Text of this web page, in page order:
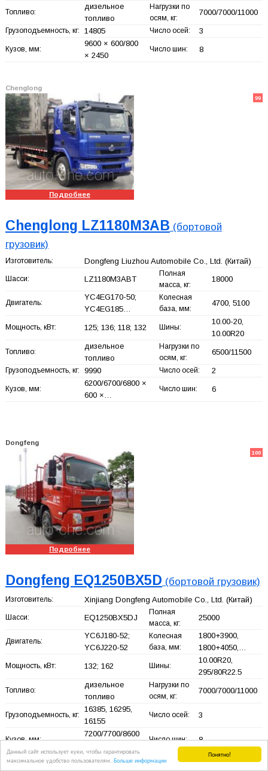
Понятно!
Данный сайт использует куки, чтобы гарантировать
максимальное удобство пользователям. Больше информации
Топливо:
дизельное
топливо
Нагрузки по
осям, кг:
7000/7000/11000
Грузоподъемность, кг: 14805 Число осей: 3
Кузов, мм:
9600 × 600/800
× 2450
Число шин: 8
Chenglong
99
Подробнее
Chenglong LZ1180M3AB (бортовой
грузовик)
Изготовитель: Dongfeng Liuzhou Automobile Co., Ltd. (Китай)
Шасси: LZ1180M3ABT
Полная
масса, кг:
18000
Двигатель:
YC4EG170-50;
YC4EG185…
Колесная
база, мм:
4700, 5100
Мощность, кВт: 125; 136; 118; 132 Шины:
10.00-20,
10.00R20
Топливо:
дизельное
топливо
Нагрузки по
осям, кг:
6500/11500
Грузоподъемность, кг: 9990 Число осей: 2
Кузов, мм:
6200/6700/6800 ×
600 ×…
Число шин: 6
Dongfeng
100
Подробнее
Dongfeng EQ1250BX5D (бортовой грузовик)
Изготовитель: Xinjiang Dongfeng Automobile Co., Ltd. (Китай)
Шасси: EQ1250BX5DJ
Полная
масса, кг:
25000
Двигатель:
YC6J180-52;
YC6J220-52
Колесная
база, мм:
1800+3900,
1800+4050,…
Мощность, кВт: 132; 162 Шины:
10.00R20,
295/80R22.5
Топливо:
дизельное
топливо
Нагрузки по
осям, кг:
7000/7000/11000
Грузоподъемность, кг:
16385, 16295,
16155
Число осей: 3
Кузов, мм:
7200/7700/8600
Число шин: 8